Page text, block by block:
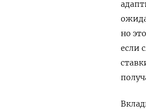
но
если